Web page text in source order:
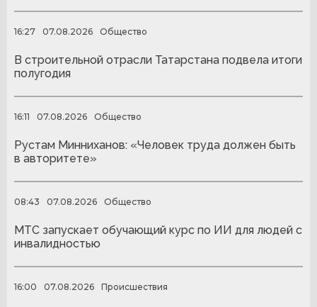
16:27 07.08.2026 Общество
В строительной отрасли Татарстана подвела итоги
полугодия
16:11 07.08.2026 Общество
Рустам Минниханов: «Человек труда должен быть
в авторитете»
08:43 07.08.2026 Общество
МТС запускает обучающий курс по ИИ для людей с
инвалидностью
16:00 07.08.2026 Происшествия